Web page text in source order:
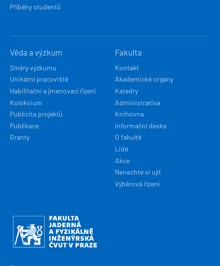
Příběhy studentů
Věda a výzkum
Směry výzkumu
Unikátní pracoviště
Habilitační a jmenovací řízení
Kolokvium
Publicita projektů
Publikace
Granty
Fakulta
Kontakt
Akademické orgány
Katedry
Administrativa
Knihovna
Informační deska
O fakultě
Lidé
Akce
Nenechte si ujít
Výběrová řízení
Obrázek